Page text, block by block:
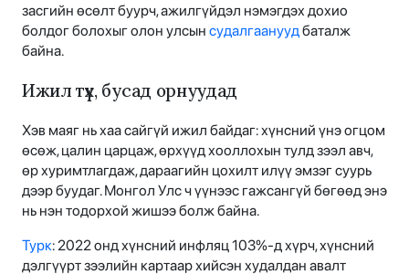
засгийн өсөлт буурч, ажилгүйдэл нэмэгдэх дохио
болдог болохыг олон улсын судалгаануудбаталж
байна.
Ижил түүх, бусад орнуудад
Хэв маяг нь хаа сайгүй ижил байдаг: хүнсний үнэ огцом
өсөж, цалин царцаж, өрхүүд хооллохын тулд зээл авч,
өр хуримтлагдаж, дараагийн цохилт илүү эмзэг суурь
дээр буудаг. Монгол Улс ч үүнээс гажсангүй бөгөөд энэ
нь нэн тодорхой жишээ болж байна.
Турк: 2022 онд хүнсний инфляц 103%-д хүрч, хүнсний
дэлгүүрт зээлийн картаар хийсэн худалдан авалт